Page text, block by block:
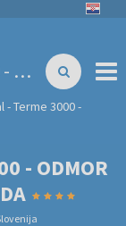
Hotel Termal - Terme 3000 - Odmor udvoje tijekom vikenda
- Terme 3000 -
- ODMOR